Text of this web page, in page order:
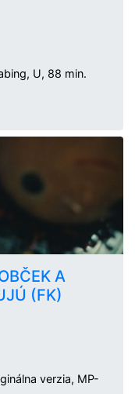
U, 88 min.
A
(FK)
verzia, MP-